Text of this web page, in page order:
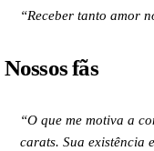
“Receber tanto amor
Nossos fãs
“O que me motiva a
carats. Sua existência